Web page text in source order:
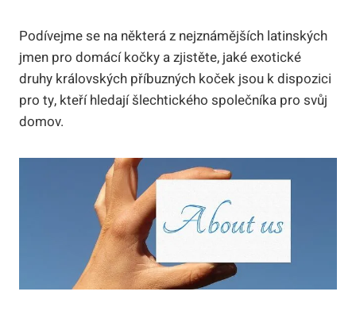
Podívejme se na některá z nejznámějších latinských
jmen pro domácí kočky a zjistěte, jaké exotické
druhy královských příbuzných koček jsou k dispozici
pro ty, kteří hledají šlechtického společníka pro svůj
domov.